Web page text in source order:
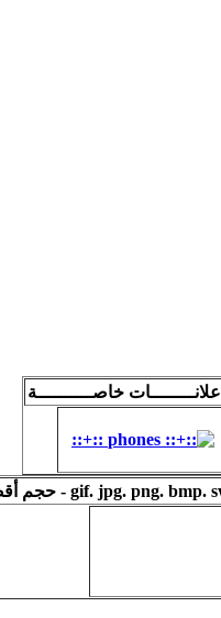
اعلانــــــــات خاصــــــــــة